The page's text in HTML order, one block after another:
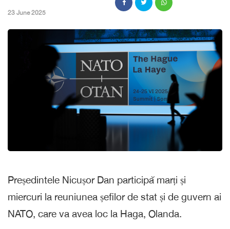
,23 June 2025
Președintele Nicușor Dan participă marți și
miercuri la reuniunea șefilor de stat și de guvern ai
NATO, care va avea loc la Haga, Olanda.